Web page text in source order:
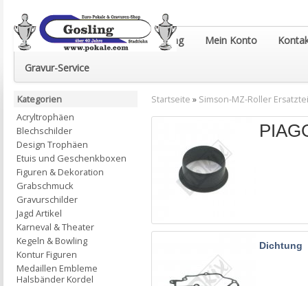
Euro-Pokale & Gravur-Shop Gosling Mein Konto
Gravur-Service
Startseite » Simson-MZ-Roller
Dichtung
Kategorien
Acryltrophäen
Blechschilder
Design Trophäen
Etuis und Geschenkboxen
Figuren & Dekoration
Grabschmuck
Gravurschilder
Jagd Artikel
Karneval & Theater
Kegeln & Bowling
Kontur Figuren
Medaillen Embleme
Halsbänder Kordel